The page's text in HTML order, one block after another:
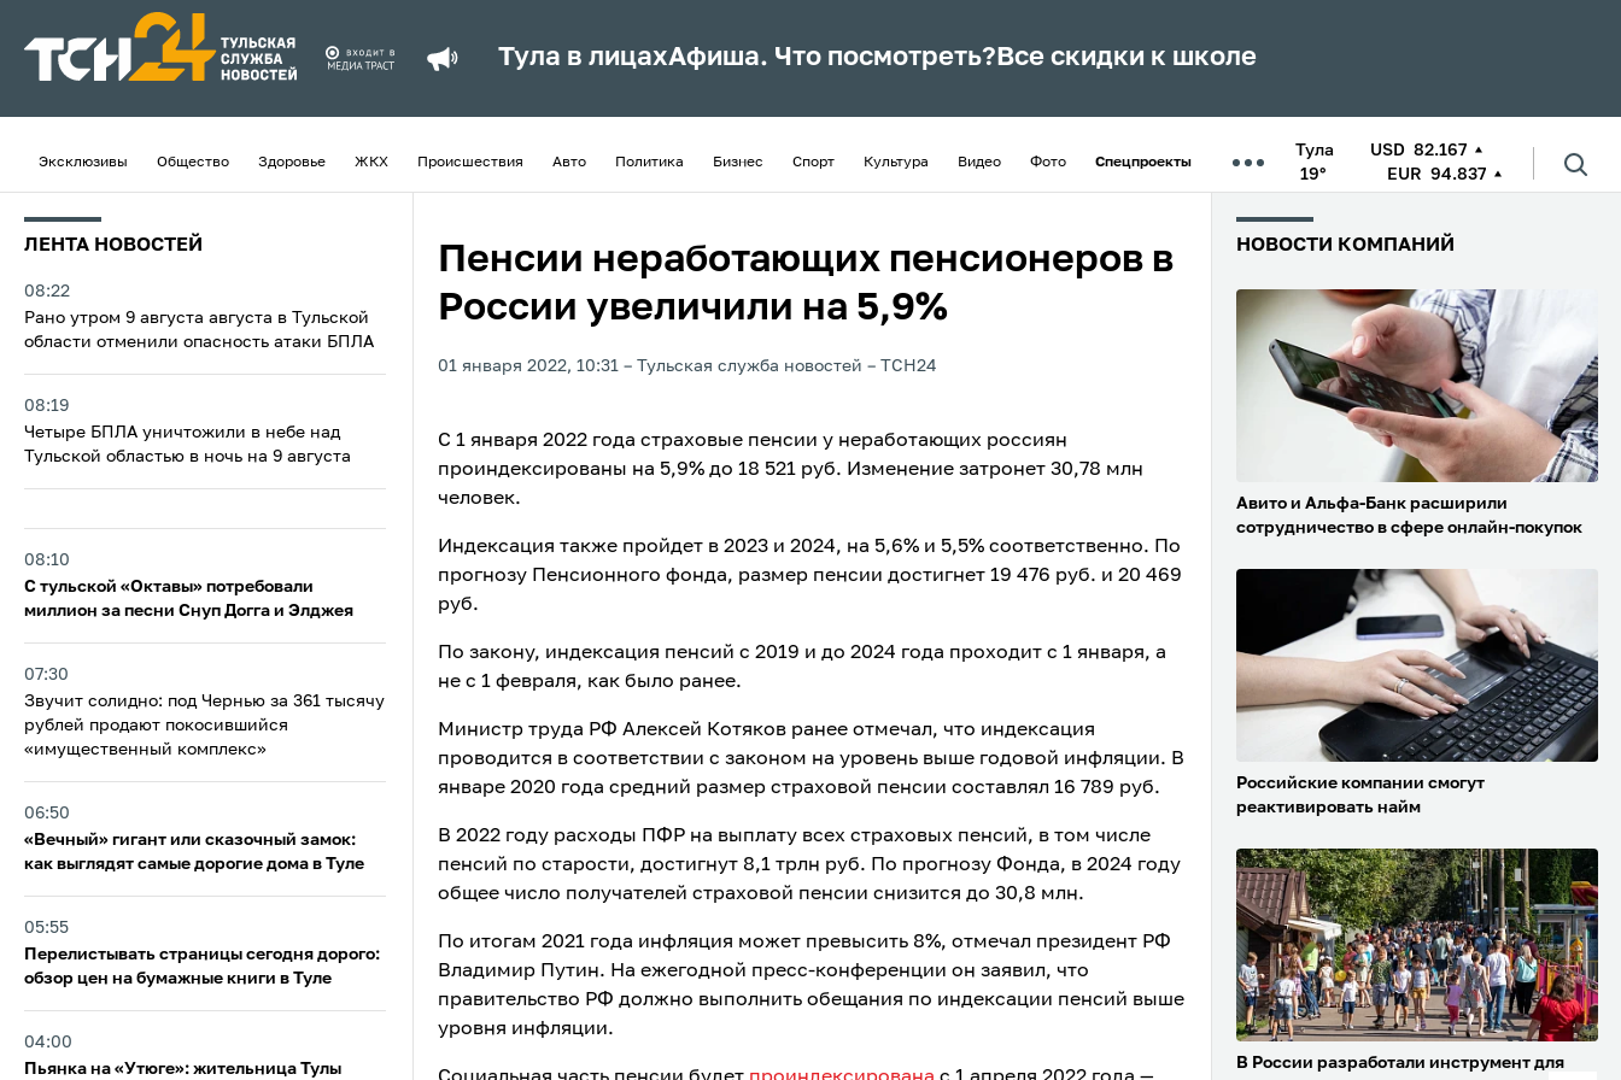
Тула в лицахАфиша. Что посмотреть? Все скидки к школе
Эксклюзивы Общество Здоровье ЖКХ Происшествия Авто Политика Бизнес Спорт Культура Видео Фото Спецпроекты
Тула
19°
USD 82.167
EUR 94.837
ЛЕНТА НОВОСТЕЙ
08:22
Рано утром 9 августа августа в Тульской
области отменили опасность атаки БПЛА
08:19
Четыре БПЛА уничтожили в небе над
Тульской областью в ночь на 9 августа
08:10
С тульской «Октавы» потребовали
миллион за песни Снуп Догга и Элджея
07:30
Звучит солидно: под Чернью за 361 тысячу
рублей продают покосившийся
«имущественный комплекс»
06:50
«Вечный» гигант или сказочный замок:
как выглядят самые дорогие дома в Туле
05:55
Перелистывать страницы сегодня дорого:
обзор цен на бумажные книги в Туле
04:00
Пьянка на «Утюге»: жительница Тулы
Пенсии неработающих пенсионеров в
России увеличили на 5,9%
01 января 2022, 10:31 Тульская служба новостей ТСН24
С 1 января 2022 года страховые пенсии у неработающих россиян
проиндексированы на 5,9% до 18 521 руб. Изменение затронет 30,78 млн
человек.
Индексация также пройдет в 2023 и 2024, на 5,6% и 5,5% соответственно. По
прогнозу Пенсионного фонда, размер пенсии достигнет 19 476 руб. и 20 469
руб.
По закону, индексация пенсий с 2019 и до 2024 года проходит с 1 января, а
не с 1 февраля, как было ранее.
Министр труда РФ Алексей Котяков ранее отмечал, что индексация
проводится в соответствии с законом на уровень выше годовой инфляции. В
январе 2020 года средний размер страховой пенсии составлял 16 789 руб.
В 2022 году расходы ПФР на выплату всех страховых пенсий, в том числе
пенсий по старости, достигнут 8,1 трлн руб. По прогнозу Фонда, в 2024 году
общее число получателей страховой пенсии снизится до 30,8 млн.
По итогам 2021 года инфляция может превысить 8%, отмечал президент РФ
Владимир Путин. На ежегодной пресс-конференции он заявил, что
правительство РФ должно выполнить обещания по индексации пенсий выше
уровня инфляции.
НОВОСТИ КОМПАНИЙ
Авито и Альфа-Банк расширили
сотрудничество в сфере онлайн-покупок
Российские компании смогут
реактивировать найм
В России разработали инструмент для